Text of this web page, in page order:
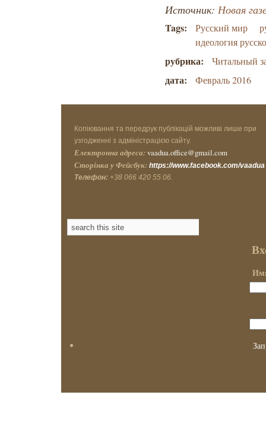
Источник: Новая
Tags: Русский мир
идеология
рубрика: Читальный
дата: Февраль 2016
Копіювання та передрук публікацій можливі лише при
узгодженні з адміністрацією сайту.
Електронна адреса: vaadua.office@gmail.com
Сторінка у Фейсбук: https://www.facebook.com/vaadua
Телефон: +38 066 420 55 06.